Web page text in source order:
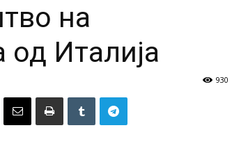
на
од Италија
930